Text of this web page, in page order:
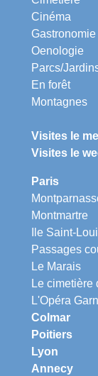
Cinéma
Gastronomie
Oenologie
Parcs/
En forêt
Montagnes
Visites le
Visites le
Paris
Montmartre
Ile Saint-
Passages
Le Marais
Le cimetière
L'Opéra
Colmar
Poitiers
Lyon
Annecy